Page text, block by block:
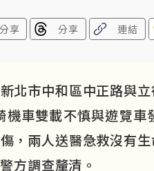
分享 分享 連結
北市中和區中正路與
車雙載不慎與遊覽車
，兩人送醫急救沒有
方調查釐清。